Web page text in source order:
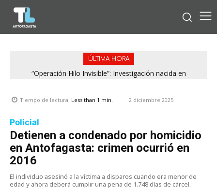
ÚLTIMA HORA
“Operación Hilo Invisible”: Investigación nacida en
Tiempo de lectura: Less than 1 min. 2 diciembre 2025
Policial
Detienen a condenado por homicidio
en Antofagasta: crimen ocurrió en
2016
El individuo asesinó a la víctima a disparos cuando era menor de
edad y ahora deberá cumplir una pena de 1.748 días de cárcel.